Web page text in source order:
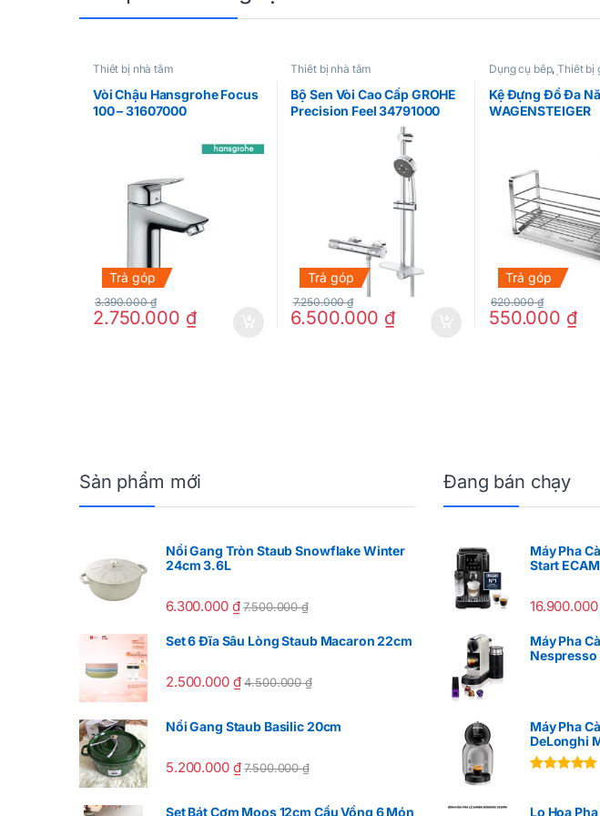
Thiết bị nhà tắm
Vòi Chậu Hansgrohe Focus
100 – 31607000
Trả góp
2.750.000 ₫
3.390.000₫
Thiết bị nhà tắm
Bộ Sen Vòi Cao Cấp GROHE
Precision Feel 34791000
Trả góp
6.500.000 ₫
7.250.000₫
Dụng cụ bếp,Thiết bị
Thiết bị nhà tắm
Kệ Đựng Đồ Đa
WAGENSTEIGER
Trả góp
550.000 ₫
620.000₫
Sản phẩm mới
Nồi Gang Tròn Staub Snowflake Winter
24cm 3.6L
6.300.000 ₫ 7.500.000₫
Set 6 Đĩa Sâu Lòng Staub Macaron 22cm
2.500.000 ₫ 4.500.000₫
Nồi Gang Staub Basilic 20cm
5.200.000 ₫ 7.500.000₫
Set Bát Cơm Moos 12cm Cầu Vồng 6 Món
Đang bán chạy
Máy Pha
Start
Máy Pha
Nespresso
Máy Pha
DeLonghi
sao
Lọ Hoa